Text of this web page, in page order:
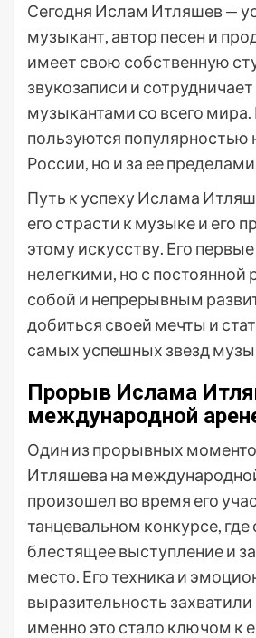
Сегодня Ислам Итляшев —
музыкант, автор песен и
имеет свою собственную
звукозаписи и
музыкантами со всего мира.
пользуются популярностью
России, но и за ее
Путь к успеху Ислама
его страсти к музыке и его
этому искусству. Его
нелегкими, но с постоянной
собой и непрерывным
добиться своей мечты и
самых успешных звезд
Прорыв Ислама
международной
Один из прорывных
Итляшева на
произошел во время его
танцевальном конкурсе, где
блестящее выступление и
место. Его техника и
выразительность захватили
именно это стало ключом к